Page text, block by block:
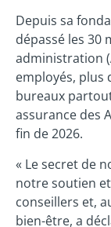
Depuis sa
dépassé les 30
administration
employés, plus
bureaux
assurance des
fin de 2026.
« Le secret de
notre soutien
conseillers et,
bien-être, a